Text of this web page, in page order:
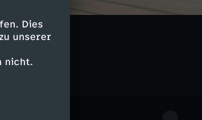
Dies
unserer
nicht.